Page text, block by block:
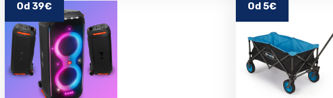
Od 39€ Od 5€